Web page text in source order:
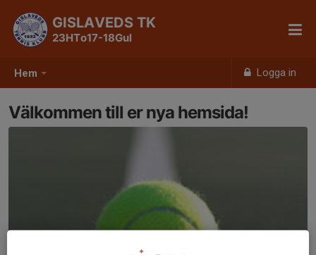
Hem Logga in
GISLAVEDS TK
23HTo17-18Gul
Välkommen till er nya hemsida!